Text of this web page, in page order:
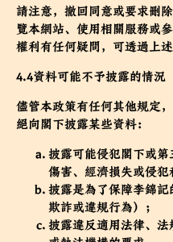
請注意，撤回同意或要求刪
覽本網站、使用相關服務或
權利有任何疑問，可透過上
4.4資料可能不予披露的情況
儘管本政策有任何其他規定
絕向閣下披露某些資料：
披露可能侵犯閣下或
傷害、經濟損失或侵犯
披露是為了保障李錦
欺詐或違規行為）；
披露違反適用法律、